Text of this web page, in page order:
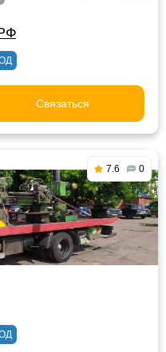
Связаться
7.6 0